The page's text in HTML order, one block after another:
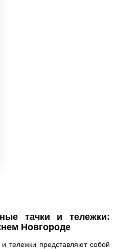
тачки и тележки:
Новгороде
тележки представляют собой